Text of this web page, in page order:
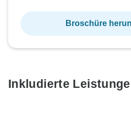
Broschüre
Inkludierte